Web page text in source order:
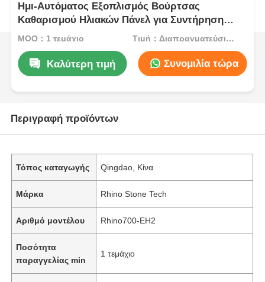
Ημι-Αυτόματος Εξοπλισμός Βούρτσας
Καθαρισμού Ηλιακών Πάνελ για Συντήρηση
Φωτοβολταϊκών Πάνελ
MOQ：1 τεμάχιο Τιμή：Διαπραγματεύσιμος
Καλύτερη τιμή Συνομιλία τώρα
Περιγραφή προϊόντων
Τόπος καταγωγής Qingdao, Κίνα
Μάρκα Rhino Stone Tech
Αριθμό μοντέλου Rhino700-EH2
Ποσότητα
παραγγελίας min
1 τεμάχιο